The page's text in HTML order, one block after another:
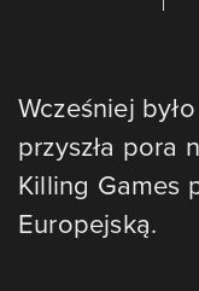
Wcześniej
przyszła pora
Killing Games
Europejską.